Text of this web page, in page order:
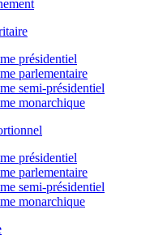
présidentiel
parlementaire
semi-présidentiel
monarchique
présidentiel
parlementaire
semi-présidentiel
monarchique